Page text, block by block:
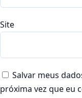
Site
Salvar meus
próxima vez que eu